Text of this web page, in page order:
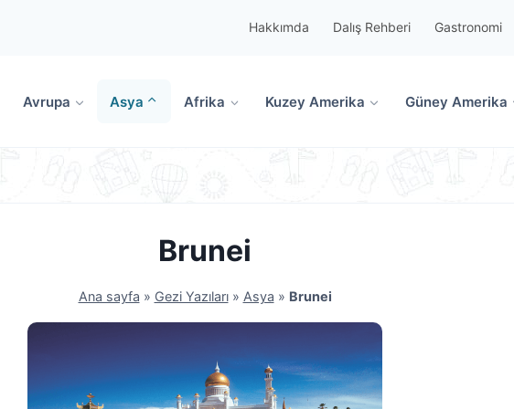
Hakkımda Dalış Rehberi Gastronomi
Avrupa Asya Afrika Kuzey Amerika Güney Amerika
Brunei
Ana sayfa » Gezi Yazıları» Asya » Brunei